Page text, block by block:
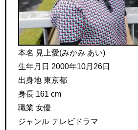
本名 見上愛(みかみ あい)
生年月日 2000年10月26日
出身地 東京都
身長 161 cm
職業 女優
ジャンル テレビドラマ